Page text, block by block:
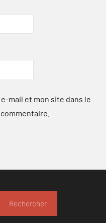
mail et mon site dans le
Rechercher